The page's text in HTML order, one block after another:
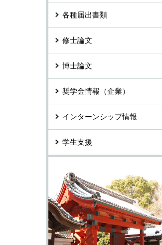
各種届出書類
修士論文
博士論文
奨学金情報（企業）
インターンシップ情報
学生支援